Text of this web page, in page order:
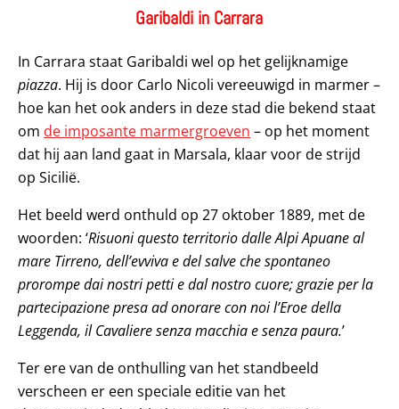
Garibaldi in Carrara
In Carrara staat Garibaldi wel op het gelijknamige
piazza. Hij is door Carlo Nicoli vereeuwigd in marmer –
hoe kan het ook anders in deze stad die bekend staat
om de imposante marmergroeven – op het moment
dat hij aan land gaat in Marsala, klaar voor de strijd
op Sicilië.
Het beeld werd onthuld op 27 oktober 1889, met de
woorden: ‘Risuoni questo territorio dalle Alpi Apuane al
mare Tirreno, dell’evviva e del salve che spontaneo
prorompe dai nostri petti e dal nostro cuore; grazie per la
partecipazione presa ad onorare con noi l’Eroe della
Leggenda, il Cavaliere senza macchia e senza paura.’
Ter ere van de onthulling van het standbeeld
verscheen er een speciale editie van het